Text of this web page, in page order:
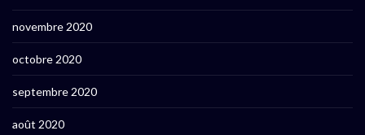
novembre 2020
octobre 2020
septembre 2020
août 2020